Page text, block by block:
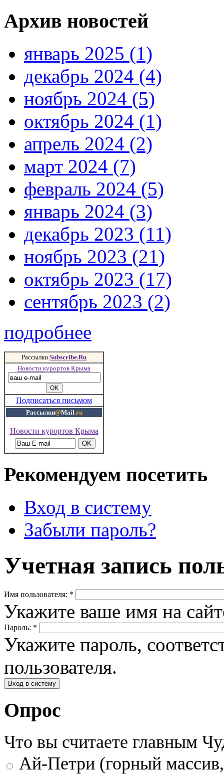
Архив новостей
январь 2025 (1)
декабрь 2024 (4)
ноябрь 2024 (5)
октябрь 2024 (1)
апрель 2024 (2)
март 2024 (7)
февраль 2024 (5)
январь 2024 (3)
декабрь 2023 (11)
ноябрь 2023 (21)
октябрь 2023 (17)
сентябрь 2023 (2)
подробнее
Рассылки Subscribe.Ru
Новости курортов Крыма
Подписаться письмом
Рассылки@Mail.ru
Новости курортов Крыма
Рекомендуем посетить
Вход в систему
Забыли пароль?
Учетная запись
Имя пользователя: *
Укажите ваше имя на
Пароль: *
Укажите пароль,
пользователя.
Опрос
Что вы считаете главным
Ай-Петри (горный